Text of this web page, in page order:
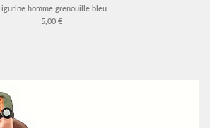
homme grenouille bleu
5,00 €